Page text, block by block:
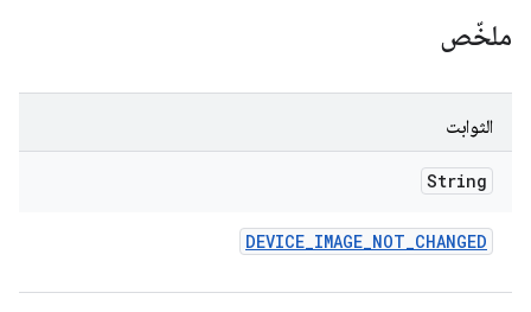
ملخّص
الثوابت
String
DEVICE_IMAGE_NOT_CHANGED